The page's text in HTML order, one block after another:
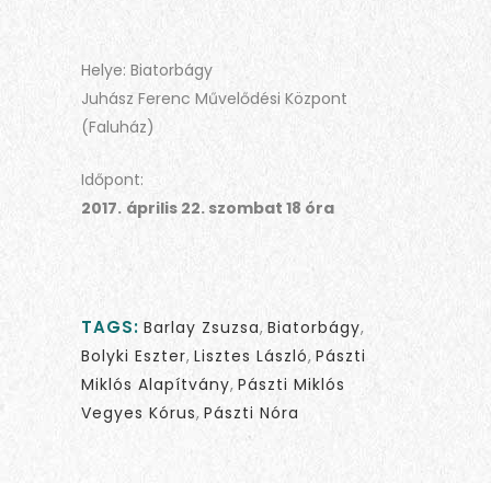
Helye: Biatorbágy
Juhász Ferenc Művelődési Központ
(Faluház)
Időpont:
2017. április 22. szombat 18 óra
TAGS: Barlay Zsuzsa, Biatorbágy,
Bolyki Eszter, Lisztes László, Pászti
Miklós Alapítvány, Pászti Miklós
Vegyes Kórus, Pászti Nóra